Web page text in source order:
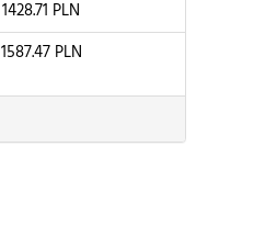
1428.71 PLN
1587.47PLN